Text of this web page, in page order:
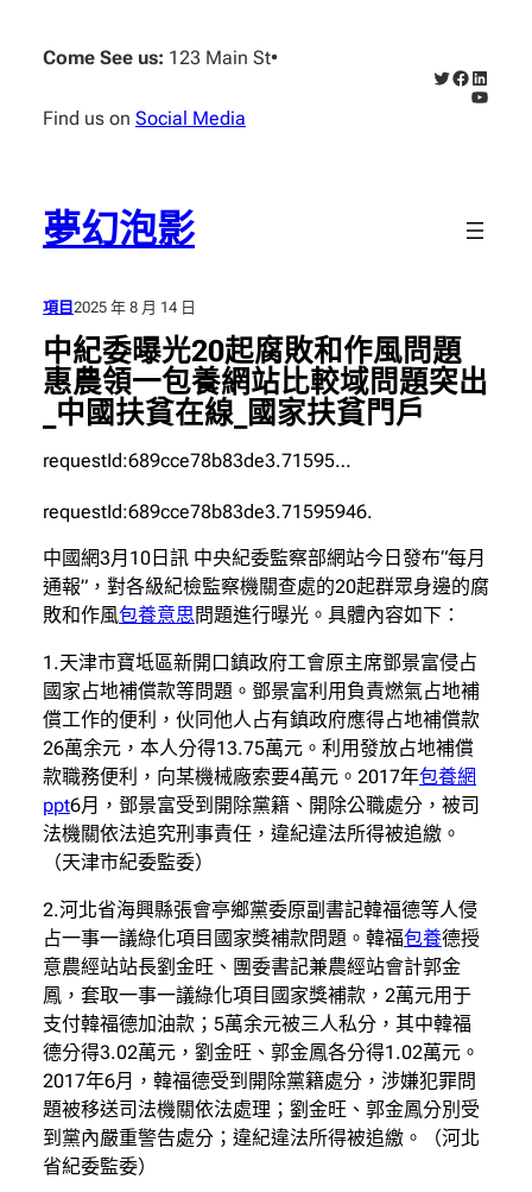
Come See us: 123 Main St•
Find us on Social Media
X Facebook
夢幻泡影
項目 2025 年 8 月 14 日
中紀委曝光20起腐敗和作風問題
惠農領一包養網站比較域問題突出
_中國扶貧在線_國家扶貧門戶
requestId:689cce78b83de3.71595…
requestId:689cce78b83de3.71595946.
中國網3月10日訊 中央紀委監察部網站今日發布“每月
通報”，對各級紀檢監察機關查處的20起群眾身邊的腐
敗和作風包養意思問題進行曝光。具體內容如下：
1.天津市寶坻區新開口鎮政府工會原主席鄧景富侵占
國家占地補償款等問題。鄧景富利用負責燃氣占地補
償工作的便利，伙同他人占有鎮政府應得占地補償款
26萬余元，本人分得13.75萬元。利用發放占地補償
款職務便利，向某機械廠索要4萬元。2017年包養網
ppt6月，鄧景富受到開除黨籍、開除公職處分，被司
法機關依法追究刑事責任，違紀違法所得被追繳。
（天津市紀委監委）
2.河北省海興縣張會亭鄉黨委原副書記韓福德等人侵
占一事一議綠化項目國家獎補款問題。韓福包養德授
意農經站站長劉金旺、團委書記兼農經站會計郭金
鳳，套取一事一議綠化項目國家獎補款，2萬元用于
支付韓福德加油款；5萬余元被三人私分，其中韓福
德分得3.02萬元，劉金旺、郭金鳳各分得1.02萬元。
2017年6月，韓福德受到開除黨籍處分，涉嫌犯罪問
題被移送司法機關依法處理；劉金旺、郭金鳳分別受
到黨內嚴重警告處分；違紀違法所得被追繳。（河北
省紀委監委）